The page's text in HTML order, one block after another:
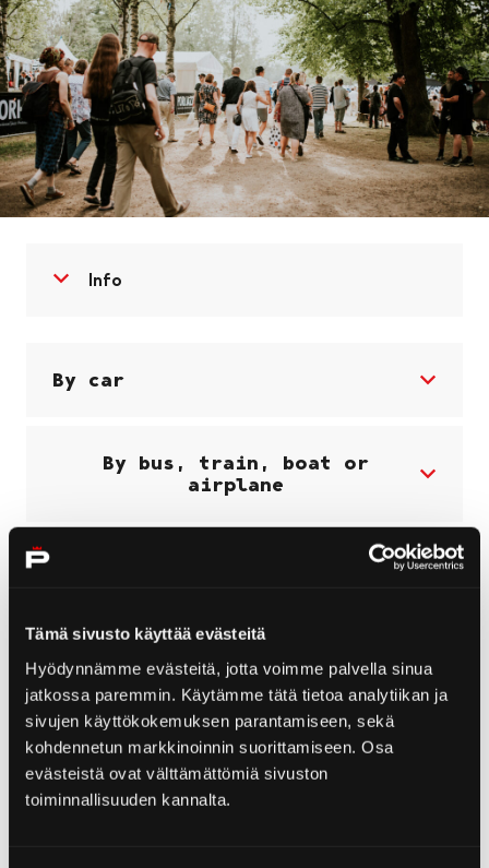
Tämä sivusto käyttää evästeitä
Hyödynnämme evästeitä, jotta voimme palvella sinua
jatkossa paremmin. Käytämme tätä tietoa analytiikan ja
sivujen käyttökokemuksen parantamiseen, sekä
kohdennetun markkinoinnin suorittamiseen. Osa
evästeistä ovat välttämättömiä sivuston
toiminnallisuuden kannalta.
Open menu
Close menu
Info
By car
By bus, train, boat or
airplane
Bicycles and electric scooters
Luggage storage
Arrival to Yyteri
By bus